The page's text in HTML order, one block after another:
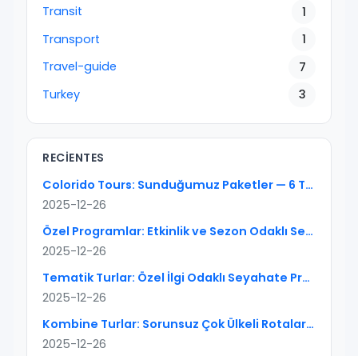
Transit
1
Transport
1
Travel-guide
7
Turkey
3
RECIENTES
Colorido Tours: Sunduğumuz Paketler — 6 Tur Tipi
2025-12-26
Özel Programlar: Etkinlik ve Sezon Odaklı Seyahati Doğru Kurgulayın
2025-12-26
Tematik Turlar: Özel İlgi Odaklı Seyahate Pratik Rehber
2025-12-26
Kombine Turlar: Sorunsuz Çok Ülkeli Rotalar İçin Kapsamlı Rehber
2025-12-26